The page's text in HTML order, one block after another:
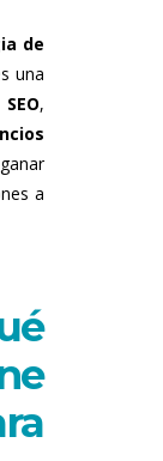
de
una
,
a